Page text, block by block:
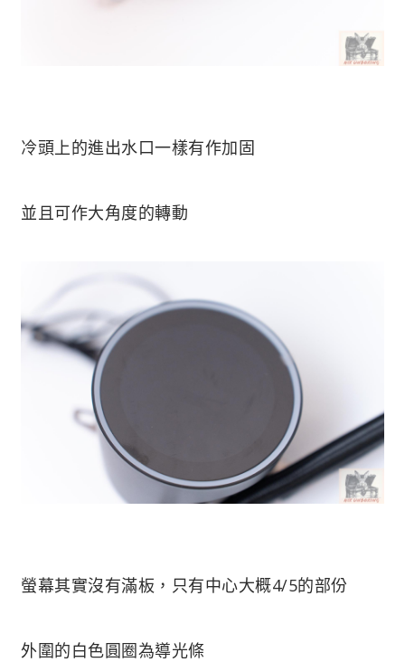
冷頭上的進出水口一樣有作加固
並且可作大角度的轉動
螢幕其實沒有滿板，只有中心大概4/5的部份
外圍的白色圓圈為導光條